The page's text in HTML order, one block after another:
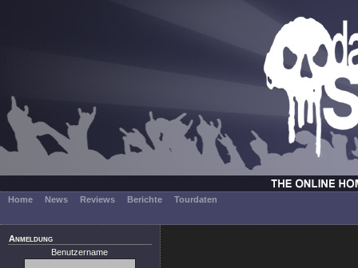
Home News Reviews Berichte Tourdaten
Anmeldung
Benutzername